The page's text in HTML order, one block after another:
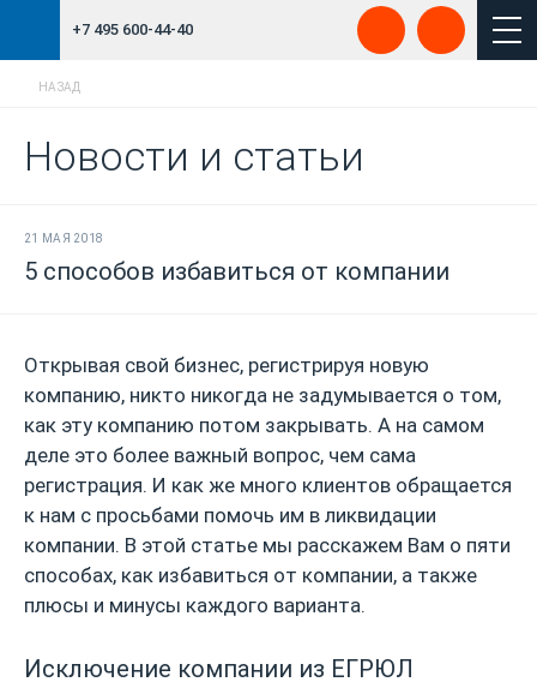
+7 495 600-44-40
НАЗАД
Новости и статьи
21 МАЯ 2018
5 способов избавиться от компании
Открывая свой бизнес, регистрируя новую
компанию, никто никогда не задумывается о том,
как эту компанию потом закрывать. А на самом
деле это более важный вопрос, чем сама
регистрация. И как же много клиентов обращается
к нам с просьбами помочь им в ликвидации
компании. В этой статье мы расскажем Вам о пяти
способах, как избавиться от компании, а также
плюсы и минусы каждого варианта.
Исключение компании из ЕГРЮЛ